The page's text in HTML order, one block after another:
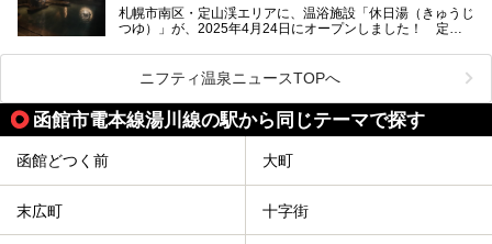
地体験し、カルルス温泉をご紹介。温泉地の概要や泉質解説
をはじめ、日帰り入浴可能な全３施設の紹介・周辺観光・ア
札幌市南区・定山渓エリアに、温浴施設「休日湯（きゅうじ
つゆ）」が、2025年4月24日にオープンしました！ 定山
この施設は、温泉・サウナの「休日湯」・ラウンジの「THE
LOUNGE DAYOF」・グルメ「休日洋麺店」・ホテル「エク
スクラメーションホテル」で構成された、まさに大人の癒し
空間。
今回は、そんな「休日ビルヂング」の魅力を5つのポイント
ニフティ温泉ニュースTOPへ
函館市電本線湯川線の駅から同じテーマで探す
函館どつく前 大町
末広町 十字街